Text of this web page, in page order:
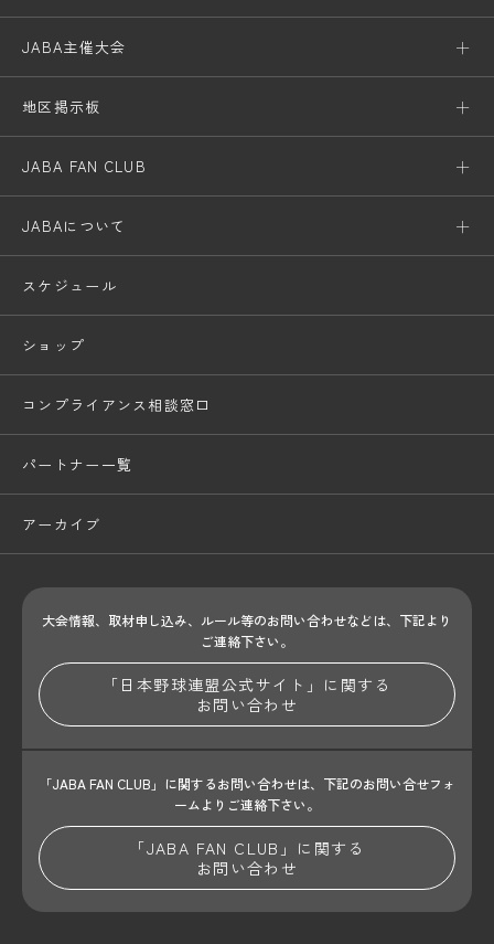
JABA主催大会
地区掲示板
JABA FAN CLUB
JABAについて
スケジュール
ショップ
コンプライアンス相談窓口
パートナー一覧
アーカイブ
大会情報、取材申し込み、ルール等のお問い合わせなどは、下記より
ご連絡下さい。
「日本野球連盟公式サイト」に関する
お問い合わせ
「JABA FAN CLUB」に関するお問い合わせは、 下記のお問い合せフォ
ームよりご連絡下さい。
「JABA FAN CLUB」に関する
お問い合わせ